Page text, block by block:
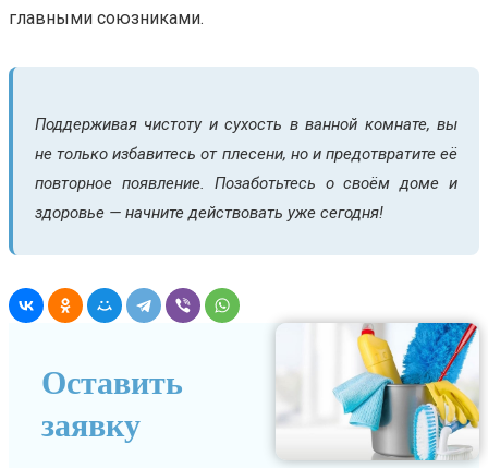
главными союзниками.
Поддерживая чистоту и сухость в ванной комнате, вы
не только избавитесь от плесени, но и предотвратите её
повторное появление. Позаботьтесь о своём доме и
здоровье — начните действовать уже сегодня!
Оставить
заявку